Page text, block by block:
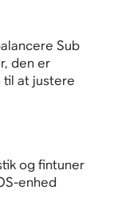
Sub
den er
til at justere
og fintuner
enhed